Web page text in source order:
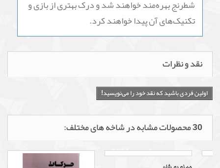
کاسپاروف" برای کسانی که به طور حرفه‌ای شطرنج
بازی نمی‌کنند، مفید است؟
طور حرفه‌ای بازی نمی‌کنند نیز مفید است، چرا که از
تحلیل بازی‌های یکی از بزرگترین بازیکنان تاریخ
شطرنج بهره‌مند خواهند شد و درک بهتری از بازی و